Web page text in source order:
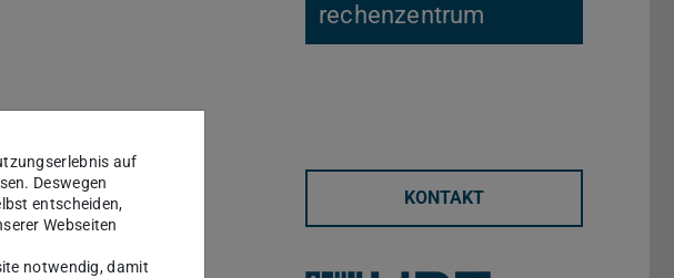
rechenzentrum
KONTAKT
auf
Deswegen
entscheiden,
Webseiten
notwendig, damit